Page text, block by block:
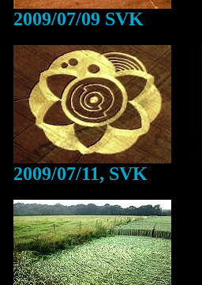
2009/07/09 SVK
2009/07/11, SVK